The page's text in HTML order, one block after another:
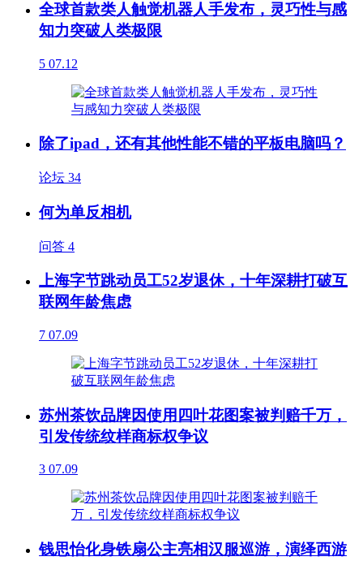
全球首款类人触觉机器人手发布，灵巧性与感
知力突破人类极限
5 07.12
除了ipad，还有其他性能不错的平板电脑吗？
论坛 34
何为单反相机
问答 4
上海字节跳动员工52岁退休，十年深耕打破互
联网年龄焦虑
7 07.09
苏州茶饮品牌因使用四叶花图案被判赔千万，
引发传统纹样商标权争议
3 07.09
钱思怡化身铁扇公主亮相汉服巡游，演绎西游